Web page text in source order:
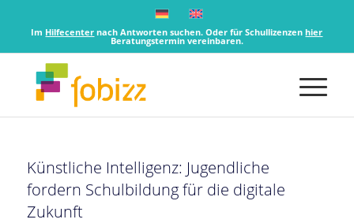
Im Hilfecenter nach Antworten suchen. Oder für Schullizenzenhier
Beratungstermin vereinbaren.
Künstliche Intelligenz: Jugendliche
fordern Schulbildung für die digitale
Zukunft